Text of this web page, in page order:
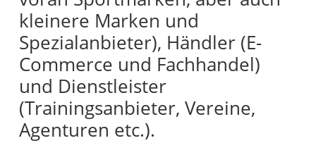
kleinere Marken und
Spezialanbieter), Händler (E-
Commerce und Fachhandel)
und Dienstleister
(Trainingsanbieter, Vereine,
Agenturen etc.).